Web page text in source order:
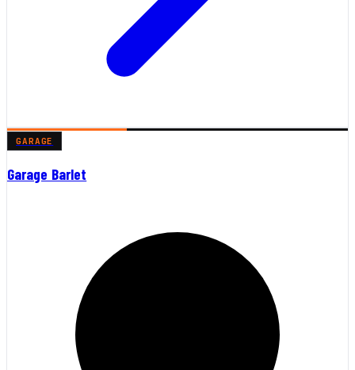
GARAGE
Garage Barlet